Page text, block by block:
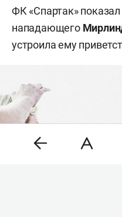
ФК «Спартак»
нападающего
устроила ему